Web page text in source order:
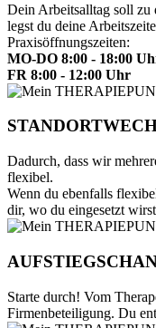
Dein Arbeitsalltag soll zu
legst du deine
Praxisöffnungszeiten:
MO-DO 8:00 - 18:00
FR 8:00 - 12:00 Uhr
Dadurch, dass wir
flexibel.
Wenn du ebenfalls
dir, wo du eingesetzt
Starte durch! Vom
Firmenbeteiligung. Du